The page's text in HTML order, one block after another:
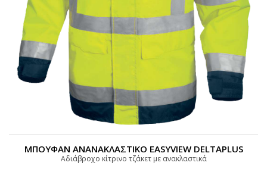
ΜΠΟΥΦΑΝ ΑΝΑΝΑΚΛΑΣΤΙΚΟ EASYVIEW DELTAPLUS
Αδιάβροχο κίτρινο τζάκετ με ανακλαστικά